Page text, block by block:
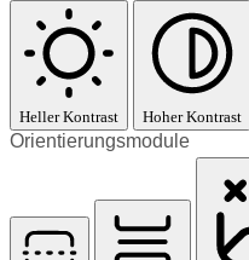
Heller Kontrast Hoher Kontrast
Orientierungsmodule